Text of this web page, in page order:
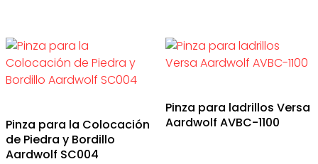
Pinza para la Colocación
de Piedra y Bordillo
Aardwolf SC004
Pinza para ladrillos Versa
Aardwolf AVBC-1100